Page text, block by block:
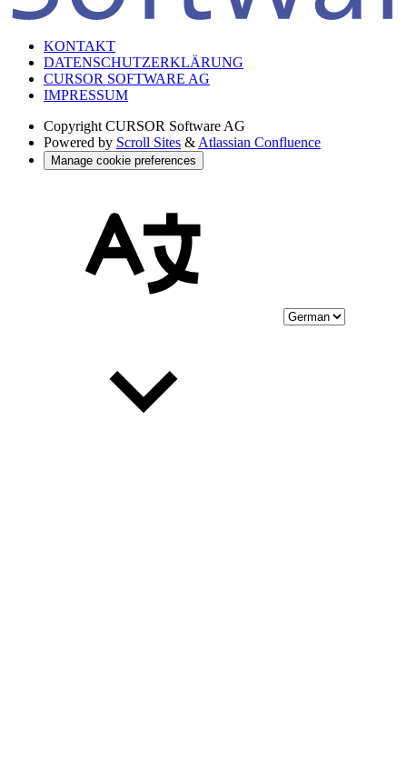
KONTAKT
DATENSCHUTZERKLÄRUNG
CURSOR SOFTWARE AG
IMPRESSUM
Copyright CURSOR Software AG
Powered by Scroll Sites & Atlassian Confluence
Manage cookie preferences